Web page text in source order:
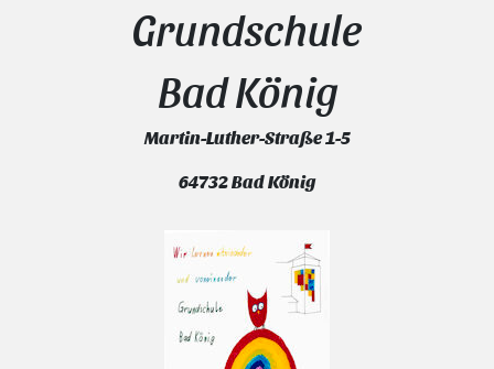
Grundschule
Bad König
Martin-Luther-Straße 1-5
64732 Bad König